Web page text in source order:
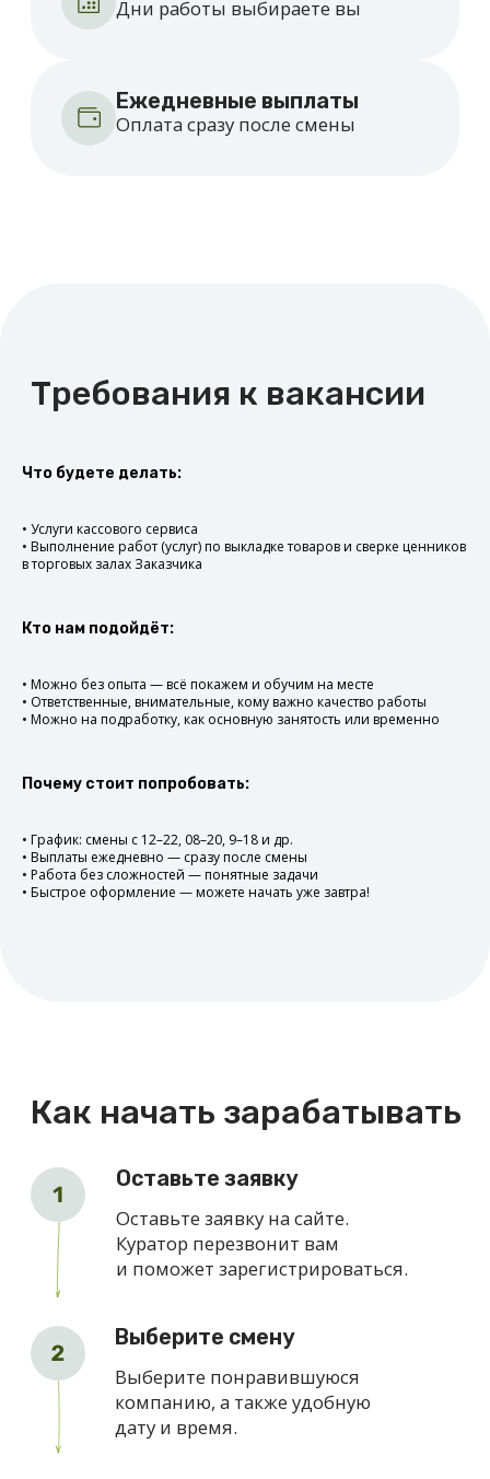
Что будете делать:
• Услуги кассового сервиса
• Выполнение работ (услуг) по выкладке товаров и сверке ценников
в торговых залах Заказчика
Кто нам подойдёт:
• Можно без опыта — всё покажем и обучим на месте
• Ответственные, внимательные, кому важно качество работы
• Можно на подработку, как основную занятость или временно
Почему стоит попробовать:
• График: смены с 12–22, 08–20, 9–18 и др.
• Выплаты ежедневно — сразу после смены
• Работа без сложностей — понятные задачи
• Быстрое оформление — можете начать уже завтра!
Как начать зарабатывать
Выберите смену
Куратор перезвонит вам
Выберите понравившуюся
Приходите на работу
в назначенное время.
Не забудьте отметиться.
В течение суток после смены
Карта для получения
средств
платформу ОВорк.
Гражданство РФ
Что нужно для работы
Статус самозанятого